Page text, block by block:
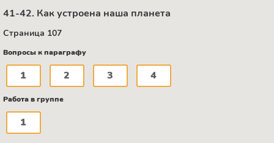
41-42. Как устроена наша планета
Страница 107
Вопросы к параграфу
1 2 3 4
Работа в группе
1